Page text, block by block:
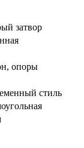
затвор
опоры
стиль